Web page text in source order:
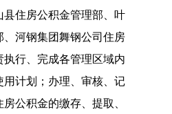
县住房公积金管理部、 叶
、 河钢集团舞钢公司住房
执行、完成各管理区域内
计划
； 办理、审核、记
公积金的缴存、提取、